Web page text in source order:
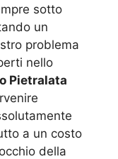
sotto
un
problema
nello
Pietralata
a un costo
della